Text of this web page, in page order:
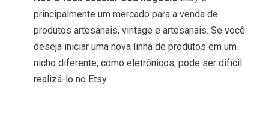
principalmente um mercado para a venda de
produtos artesanais, vintage e artesanais. Se você
deseja iniciar uma nova linha de produtos em um
nicho diferente, como eletrônicos, pode ser difícil
realizá-lo no Etsy.